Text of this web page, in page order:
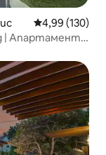
Средна
4,99 (130)
| Апартамент с